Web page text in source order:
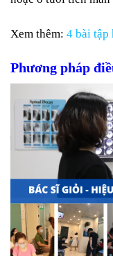
Xem thêm: 4 bài tập
Phương pháp